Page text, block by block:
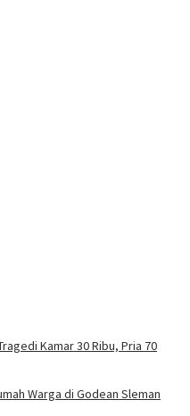
Kamar 30 Ribu, Pria 70
Warga di Godean Sleman